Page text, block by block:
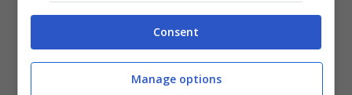
luogo in cui ti trovi al momento. Da quel
momento in poi, l’applicazione permette di
inviare la posizione attuale in qualsiasi
Consent
Manage options